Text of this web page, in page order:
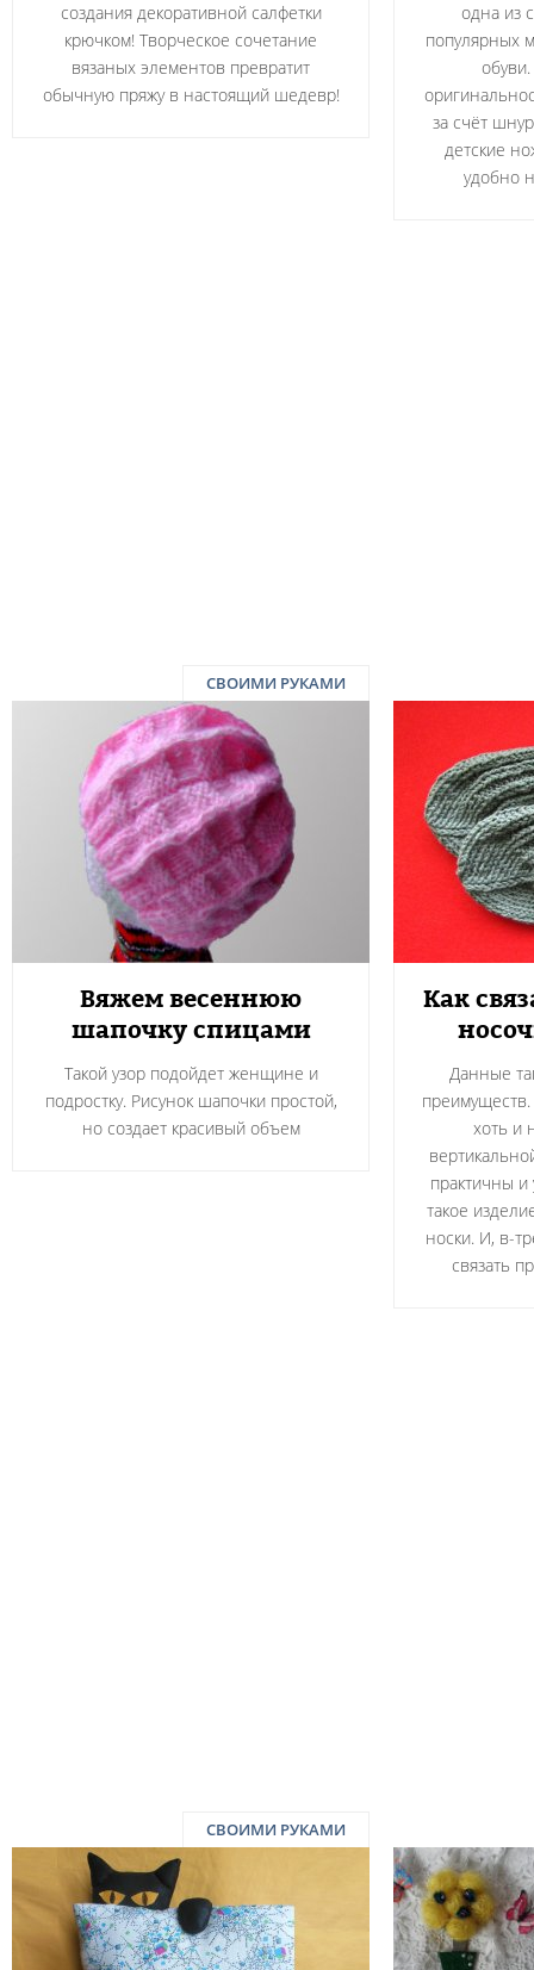
создания декоративной салфетки
крючком! Творческое сочетание
вязаных элементов превратит
обычную пряжу в настоящий шедевр!
одна из
популярных
за счёт
детские
удобно
СВОИМИ РУКАМИ
Вяжем весеннюю
шапочку спицами
Такой узор подойдет женщине и
подростку. Рисунок шапочки простой,
но создает красивый объем
Как
Данные
хоть и
практичны
такое
носки. И, в-
связать
СВОИМИ РУКАМИ